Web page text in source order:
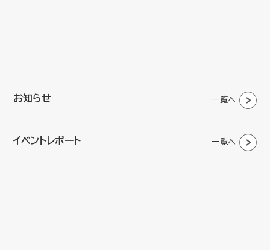
お知らせ 一覧へ
イベントレポート 一覧へ